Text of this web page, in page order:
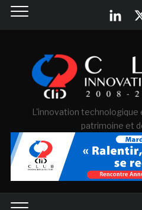
L'innovation technologique
patrimoine et